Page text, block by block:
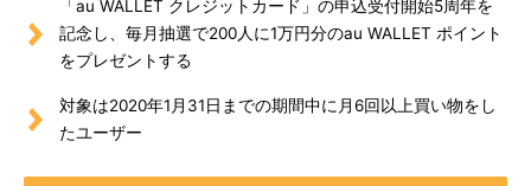
「au WALLET クレジットカード」の申込受付開始5周年を
記念し、毎月抽選で200人に1万円分のau WALLET ポイント
をプレゼントする
対象は2020年1月31日までの期間中に月6回以上買い物をし
たユーザー